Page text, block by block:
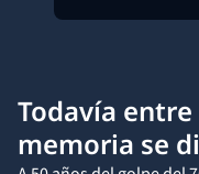
Todavía
memoria se